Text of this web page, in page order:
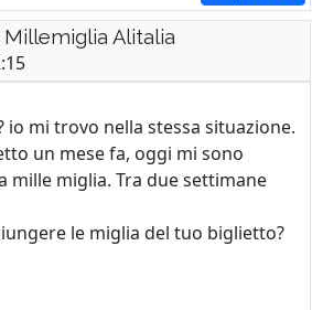
Alitalia
io mi trovo nella stessa situazione.
un mese fa, oggi mi sono
mille miglia. Tra due settimane
le miglia del tuo biglietto?